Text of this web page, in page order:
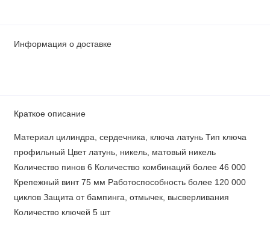
Информация о доставке
Краткое описание
Материал цилиндра, сердечника, ключа латунь Тип ключа
профильный Цвет латунь, никель, матовый никель
Количество пинов 6 Количество комбинаций более 46 000
Крепежный винт 75 мм Работоспособность более 120 000
циклов Защита от бампинга, отмычек, высверливания
Количество ключей 5 шт